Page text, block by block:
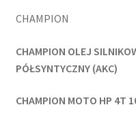
CHAMPION
CHAMPION OLEJ
PÓŁSYNTYCZNY (AKC)
CHAMPION MOTO HP 4T